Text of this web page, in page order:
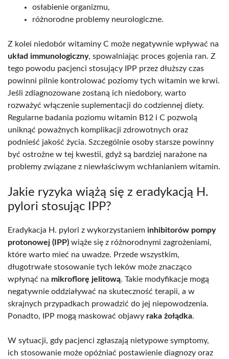
osłabienie organizmu,
różnorodne problemy neurologiczne.
Z kolei niedobór witaminy C może negatywnie wpływać na
układ immunologiczny, spowalniając proces gojenia ran. Z
tego powodu pacjenci stosujący IPP przez dłuższy czas
powinni pilnie kontrolować poziomy tych witamin we krwi.
Jeśli zdiagnozowane zostaną ich niedobory, warto
rozważyć włączenie suplementacji do codziennej diety.
Regularne badania poziomu witamin B12 i C pozwolą
uniknąć poważnych komplikacji zdrowotnych oraz
podnieść jakość życia. Szczególnie osoby starsze powinny
być ostrożne w tej kwestii, gdyż są bardziej narażone na
problemy związane z niewłaściwym wchłanianiem witamin.
Jakie ryzyka wiążą się z eradykacją H.
pylori stosując IPP?
Eradykacja H. pylori z wykorzystaniem inhibitorów pompy
protonowej (IPP) wiąże się z różnorodnymi zagrożeniami,
które warto mieć na uwadze. Przede wszystkim,
długotrwałe stosowanie tych leków może znacząco
wpłynąć na mikroflorę jelitową. Takie modyfikacje mogą
negatywnie oddziaływać na skuteczność terapii, a w
skrajnych przypadkach prowadzić do jej niepowodzenia.
Ponadto, IPP mogą maskować objawy raka żołądka.
W sytuacji, gdy pacjenci zgłaszają nietypowe symptomy,
ich stosowanie może opóźniać postawienie diagnozy oraz